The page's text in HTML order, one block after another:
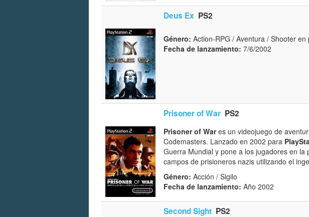
Deus Ex PS2
Género: Action-RPG / Aventura / Shooter
Fecha de lanzamiento: 7/6/2002
Prisoner of War PS2
Prisoner of Wares un videojuego de
Codemasters. Lanzado en 2002 para
Guerra Mundial y pone a los jugadores en
campos de prisioneros nazis utilizando el
Género: Acción / Sigilo
Fecha de lanzamiento: Año 2002
Second Sight PS2